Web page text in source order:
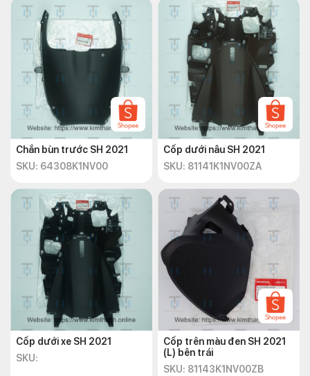
Chắn bùn trước SH 2021
SKU: 64308K1NV00
Cốp dưới nâu SH 2021
SKU: 81141K1NV00ZA
Cốp dưới xe SH 2021
SKU:
Cốp trên màu đen SH 2021
(L) bên trái
SKU: 81143K1NV00ZB